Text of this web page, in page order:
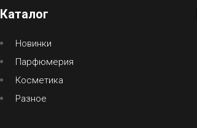
Каталог
Новинки
Парфюмерия
Косметика
Разное